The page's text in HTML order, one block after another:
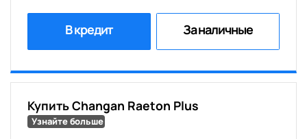
В кредит За наличные
Купить Changan Raeton Plus
Узнайте больше